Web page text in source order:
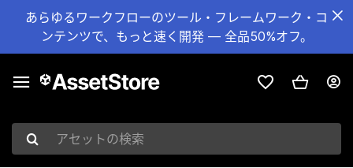
あらゆるワークフローのツール・フレームワーク・コ
ンテンツで、もっと速く開発 — 全品50%オフ。
アセットの検索